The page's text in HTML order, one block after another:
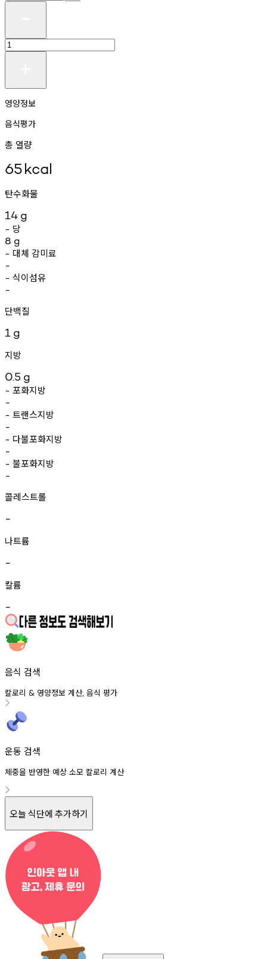
영양정보
음식평가
총 열량
65kcal
탄수화물
14 g
- 당
8 g
- 대체 감미료
-
- 식이섬유
-
단백질
1 g
지방
0.5 g
- 포화지방
-
- 트랜스지방
-
- 다불포화지방
-
- 불포화지방
-
콜레스트롤
-
나트륨
-
칼륨
-
음식 검색
칼로리 & 영양정보 계산, 음식 평가
운동 검색
체중을 반영한 예상 소모 칼로리 계산
오늘 식단에 추가하기